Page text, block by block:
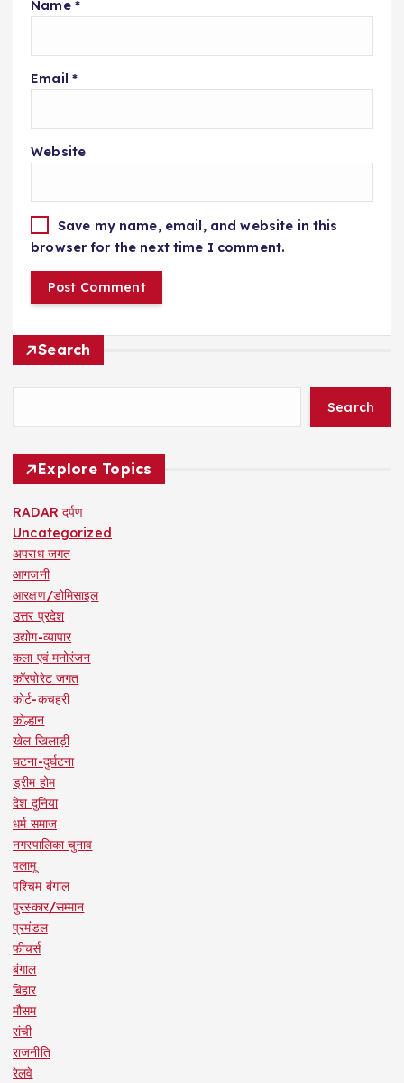
Name *
Email *
Website
Save my name, email, and website in this
browser for the next time I comment.
Search
Search
Explore Topics
RADAR दर्पण
Uncategorized
अपराध जगत
आगजनी
आरक्षण/डोमिसाइल
उत्तर प्रदेश
उद्योग-व्यापार
कला एवं मनोरंजन
कॉरपोरेट जगत
कोर्ट-कचहरी
कोल्हान
खेल खिलाड़ी
घटना-दुर्घटना
ड्रीम होम
देश दुनिया
धर्म समाज
नगरपालिका चुनाव
पलामू
पश्चिम बंगाल
पुरस्कार/सम्मान
प्रमंडल
फीचर्स
बंगाल
बिहार
मौसम
रांची
राजनीति
रेलवे